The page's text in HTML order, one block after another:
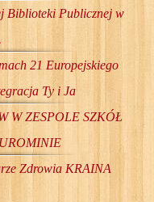
Biblioteki Publicznej w
21 Europejskiego
Ty i Ja
W ZESPOLE SZKÓŁ
Zdrowia KRAINA